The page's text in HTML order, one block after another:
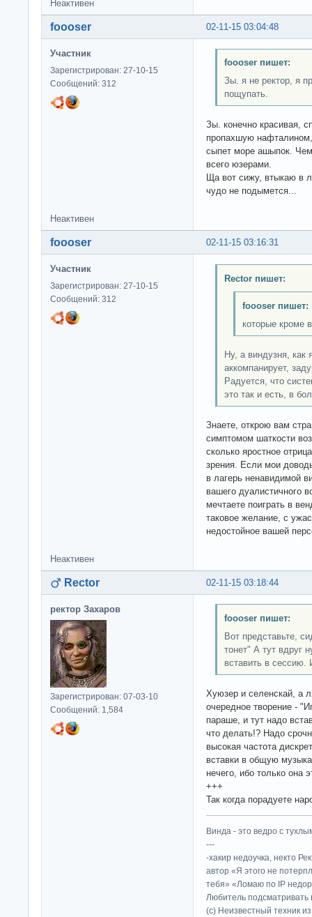
Неактивен
02-11-15 03:04:48
foooser
Участник
Зарегистрирован: 27-10-15
Сообщений: 312
foooser пишет:
Зы. я не ректор, я
пощупать.
Зы. конечно красивая,
пропахшую
сыпет море ашыпок. Чем
всего юзерами.
Ща вот сижу, втыкаю в
чудо не подымется...
Неактивен
02-11-15 03:16:31
foooser
Участник
Зарегистрирован: 27-10-15
Сообщений: 312
Rector пишет:
foooser пишет:
которые кроме
Ну, а виндузня, как
аккомпанирует,
Радуется, что
это так и есть, в
Знаете, открою вам
симптомом шаткости
сколько яростное
зрения. Если мои
в лагерь ненавидимой
вашего дуалистичного
мечтаете поиграть в
таковое желание, с
недостойное вашей
Неактивен
02-11-15 03:18:44
Rector
ректор Захаров
Зарегистрирован: 07-03-10
Сообщений: 1,584
foooser пишет:
Вот представьте,
тонет" А тут вдруг
вставить в сессию.
Хуюзер и селенскай, а
очередное творение -
параше, и тут надо
что делать!? Надо
высокая частота
вставки в общую
нечего, ибо только она
+++
Так когда порадуете
Винда - это ведро с
---
-хакир недоучка, некто
автор «Я этого не
тебя» «Ломаю по IP
Любитель подсматривать
(c) Неизвестный техник